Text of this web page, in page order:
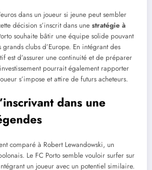
dans un joueur si jeune peut sembler
décision s’inscrit dans une stratégie à
souhaite bâtir une équipe solide pouvant
clubs d’Europe. En intégrant des
est d’assurer une continuité et de préparer
pourrait également rapporter
s’impose et attire de futurs acheteurs.
dans une
comparé à Robert Lewandowski, un
Le FC Porto semble vouloir surfer sur
un joueur avec un potentiel similaire.